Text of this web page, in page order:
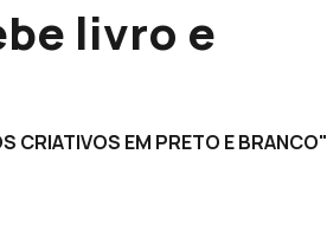
livro e
CRIATIVOS EM PRETO E BRANCO"